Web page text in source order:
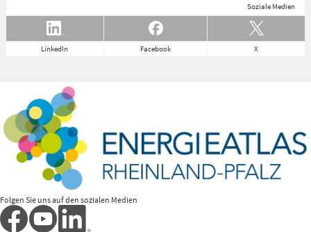
Soziale Medien
LinkedIn Facebook X
Folgen Sie uns auf den sozialen Medien